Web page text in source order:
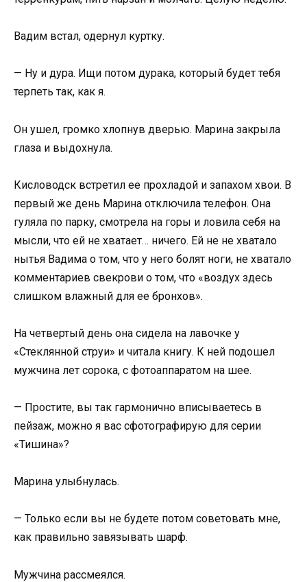
Вадим встал, одернул куртку.
— Ну и дура. Ищи потом дурака, который будет тебя
терпеть так, как я.
Он ушел, громко хлопнув дверью. Марина закрыла
глаза и выдохнула.
Кисловодск встретил ее прохладой и запахом хвои. В
первый же день Марина отключила телефон. Она
гуляла по парку, смотрела на горы и ловила себя на
мысли, что ей не хватает… ничего. Ей не не хватало
нытья Вадима о том, что у него болят ноги, не хватало
комментариев свекрови о том, что «воздух здесь
слишком влажный для ее бронхов».
На четвертый день она сидела на лавочке у
«Стеклянной струи» и читала книгу. К ней подошел
мужчина лет сорока, с фотоаппаратом на шее.
— Простите, вы так гармонично вписываетесь в
пейзаж, можно я вас сфотографирую для серии
«Тишина»?
Марина улыбнулась.
— Только если вы не будете потом советовать мне,
как правильно завязывать шарф.
Мужчина рассмеялся.